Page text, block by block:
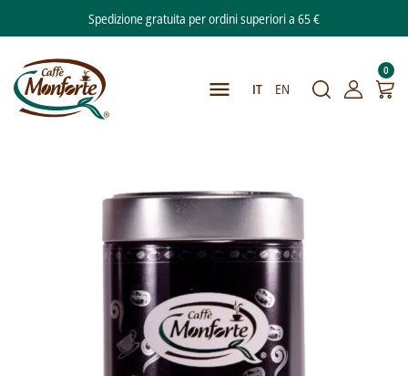
Spedizione gratuita per ordini superiori a 65 €
 IT EN
0